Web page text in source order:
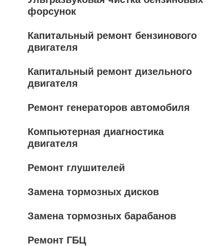
форсунок
Капитальный ремонт бензинового
двигателя
Капитальный ремонт дизельного
двигателя
Ремонт генераторов автомобиля
Компьютерная диагностика
двигателя
Ремонт глушителей
Замена тормозных дисков
Замена тормозных барабанов
Ремонт ГБЦ